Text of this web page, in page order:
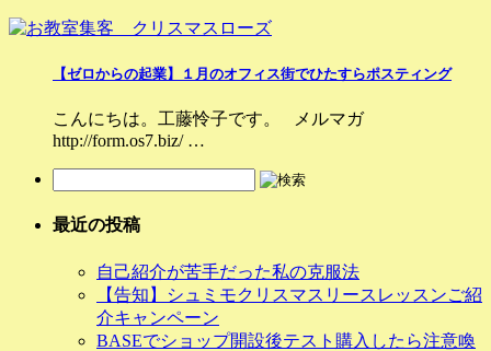
【ゼロからの起業】１月のオフィス街でひたすらポスティング
こんにちは。工藤怜子です。 メルマガ
http://form.os7.biz/ …
最近の投稿
自己紹介が苦手だった私の克服法
【告知】シュミモクリスマスリースレッスンご紹
介キャンペーン
BASEでショップ開設後テスト購入したら注意喚